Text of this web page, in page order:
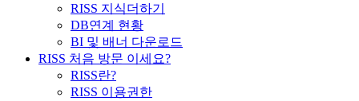
RISS 지식더하기
DB연계 현황
BI 및 배너 다운로드
RISS 처음 방문 이세요?
RISS란?
RISS 이용권한